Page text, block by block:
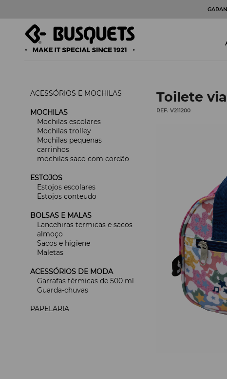
ACESSÓRIOS E MOCHILAS
MOCHILAS
Mochilas escolares
Mochilas trolley
Mochilas pequenas
carrinhos
mochilas saco com cordão
ESTOJOS
Estojos escolares
Estojos conteudo
BOLSAS E MALAS
Lancehiras termicas e sacos
almoço
Sacos e higiene
Maletas
ACESSÓRIOS DE MODA
Garrafas térmicas de 500 ml
Guarda-chuvas
PAPELARIA
Toilete
REF. V211200